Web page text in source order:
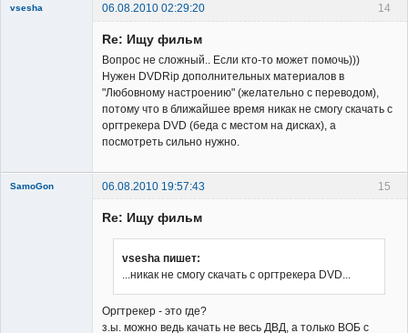
14
vsesha 06.08.2010 02:29:20
Re: Ищу фильм
Вопрос не сложный.. Если кто-то может помочь)))
Нужен DVDRip дополнительных материалов в
"Любовному настроению" (желательно с переводом),
потому что в ближайшее время никак не смогу скачать с
оргтрекера DVD (беда с местом на дисках), а
посмотреть сильно нужно.
15
SamoGon 06.08.2010 19:57:43
Re: Ищу фильм
vsesha пишет:
...никак не смогу скачать с оргтрекера DVD...
Оргтрекер - это где?
з.ы. можно ведь качать не весь ДВД, а только ВОБ с